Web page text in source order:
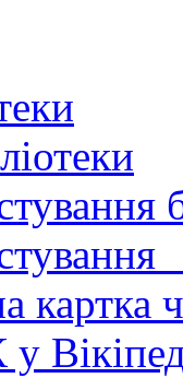
картка